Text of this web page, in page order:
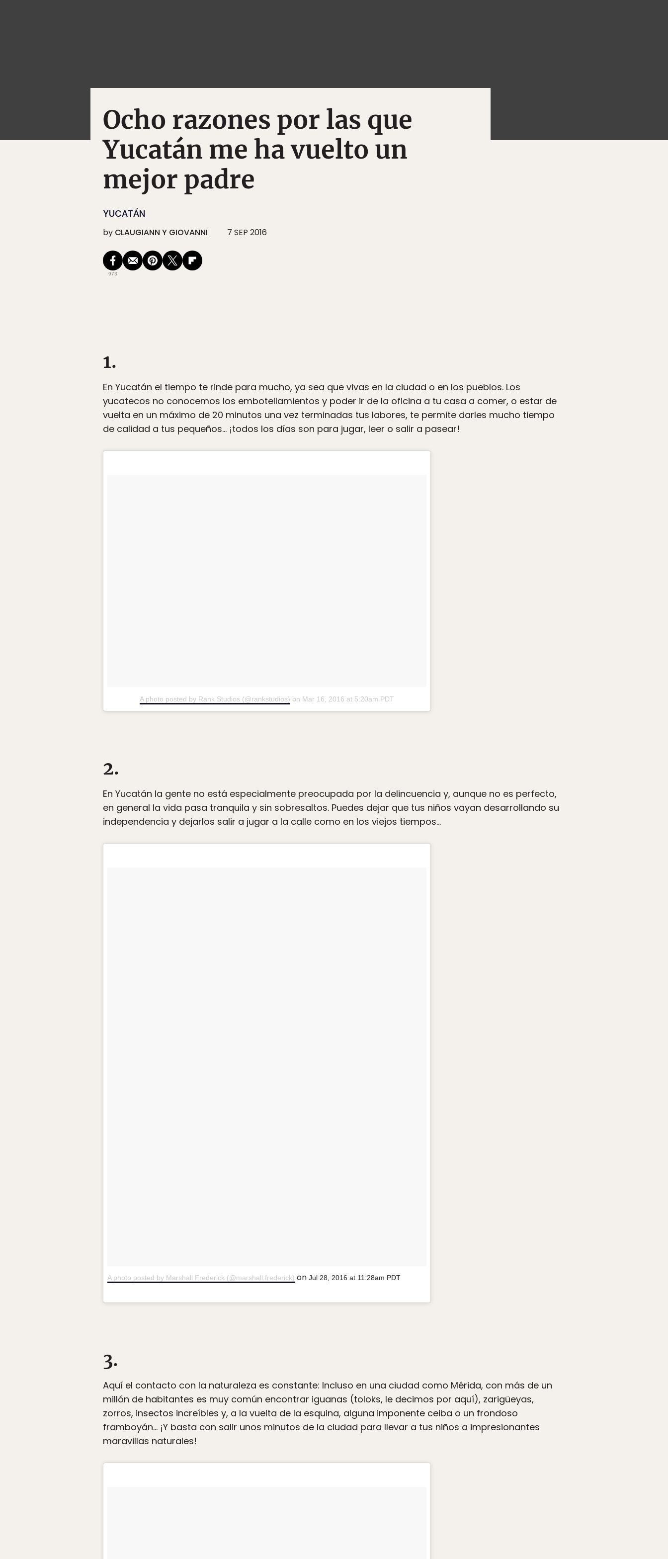
Ocho razones por las que
Yucatán me ha vuelto un
mejor padre
YUCATÁN
by CLAUGIANN Y GIOVANNI 7 SEP 2016
973
1.
En Yucatán el tiempo te rinde para mucho, ya sea que vivas en la ciudad o en los pueblos. Los
yucatecos no conocemos los embotellamientos y poder ir de la oficina a tu casa a comer, o estar de
vuelta en un máximo de 20 minutos una vez terminadas tus labores, te permite darles mucho tiempo
de calidad a tus pequeños… ¡todos los días son para jugar, leer o salir a pasear!
A photo posted by Rank Studios (@rankstudios) on Mar 16, 2016 at 5:20am PDT
2.
En Yucatán la gente no está especialmente preocupada por la delincuencia y, aunque no es perfecto,
en general la vida pasa tranquila y sin sobresaltos. Puedes dejar que tus niños vayan desarrollando su
independencia y dejarlos salir a jugar a la calle como en los viejos tiempos…
A photo posted by Marshall Frederick (@marshall.frederick) on Jul 28, 2016 at 11:28am PDT
3.
Aquí el contacto con la naturaleza es constante: Incluso en una ciudad como Mérida, con más de un
millón de habitantes es muy común encontrar iguanas (toloks, le decimos por aquí), zarigüeyas,
zorros, insectos increíbles y, a la vuelta de la esquina, alguna imponente ceiba o un frondoso
framboyán… ¡Y basta con salir unos minutos de la ciudad para llevar a tus niños a impresionantes
maravillas naturales!